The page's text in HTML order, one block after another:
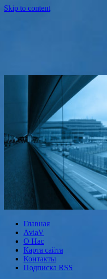
Skip to content
Главная
AviaV
О Нас
Карта сайта
Контакты
Подписка RSS